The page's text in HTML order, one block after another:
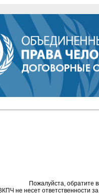
Пожалуйста, обратите
не несет ответственности